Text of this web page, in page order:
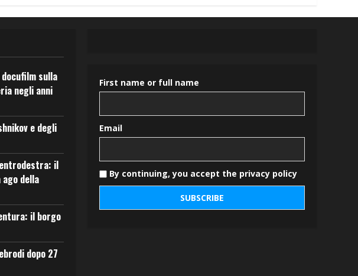
sulla
negli anni
e degli
il
della
il borgo
dopo 27
First name or full name
Email
By continuing, you accept the privacy policy